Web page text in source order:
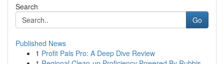
Search
Go
Published News
1 Profit Pals Pro: A Deep Dive Review